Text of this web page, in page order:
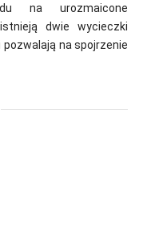
na urozmaicone
dwie wycieczki
na spojrzenie